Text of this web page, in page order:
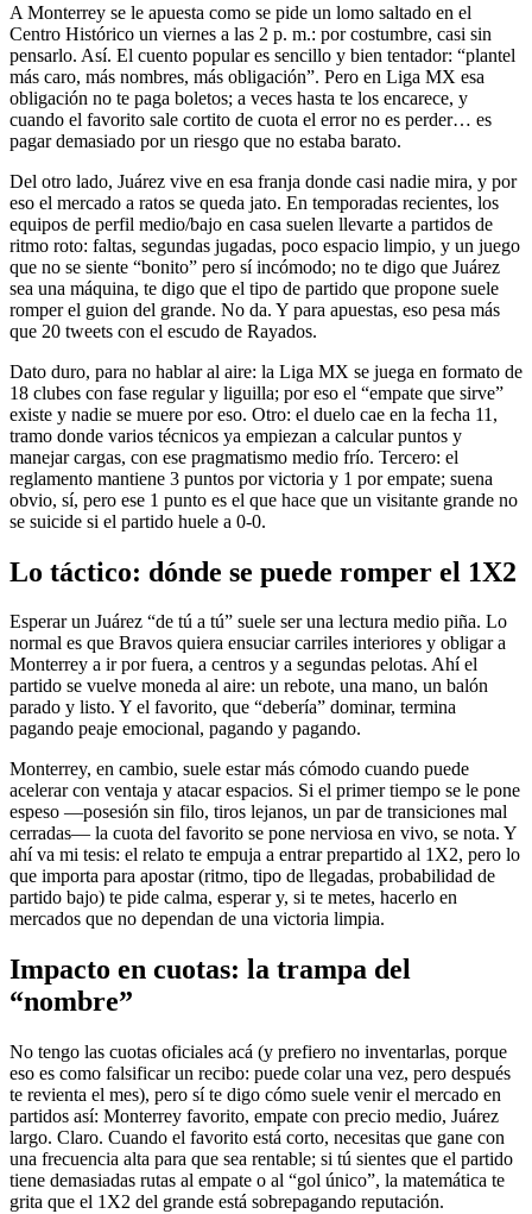
A Monterrey se le apuesta como se pide un lomo saltado en el
Centro Histórico un viernes a las 2 p. m.: por costumbre, casi sin
pensarlo. Así. El cuento popular es sencillo y bien tentador: “plantel
más caro, más nombres, más obligación”. Pero en Liga MX esa
obligación no te paga boletos; a veces hasta te los encarece, y
cuando el favorito sale cortito de cuota el error no es perder… es
pagar demasiado por un riesgo que no estaba barato.
Del otro lado, Juárez vive en esa franja donde casi nadie mira, y por
eso el mercado a ratos se queda jato. En temporadas recientes, los
equipos de perfil medio/bajo en casa suelen llevarte a partidos de
ritmo roto: faltas, segundas jugadas, poco espacio limpio, y un juego
que no se siente “bonito” pero sí incómodo; no te digo que Juárez
sea una máquina, te digo que el tipo de partido que propone suele
romper el guion del grande. No da. Y para apuestas, eso pesa más
que 20 tweets con el escudo de Rayados.
Dato duro, para no hablar al aire: la Liga MX se juega en formato de
18 clubes con fase regular y liguilla; por eso el “empate que sirve”
existe y nadie se muere por eso. Otro: el duelo cae en la fecha 11,
tramo donde varios técnicos ya empiezan a calcular puntos y
manejar cargas, con ese pragmatismo medio frío. Tercero: el
reglamento mantiene 3 puntos por victoria y 1 por empate; suena
obvio, sí, pero ese 1 punto es el que hace que un visitante grande no
se suicide si el partido huele a 0-0.
Lo táctico: dónde se puede romper el 1X2
Esperar un Juárez “de tú a tú” suele ser una lectura medio piña. Lo
normal es que Bravos quiera ensuciar carriles interiores y obligar a
Monterrey a ir por fuera, a centros y a segundas pelotas. Ahí el
partido se vuelve moneda al aire: un rebote, una mano, un balón
parado y listo. Y el favorito, que “debería” dominar, termina
pagando peaje emocional, pagando y pagando.
Monterrey, en cambio, suele estar más cómodo cuando puede
acelerar con ventaja y atacar espacios. Si el primer tiempo se le pone
espeso —posesión sin filo, tiros lejanos, un par de transiciones mal
cerradas— la cuota del favorito se pone nerviosa en vivo, se nota. Y
ahí va mi tesis: el relato te empuja a entrar prepartido al 1X2, pero lo
que importa para apostar (ritmo, tipo de llegadas, probabilidad de
partido bajo) te pide calma, esperar y, si te metes, hacerlo en
mercados que no dependan de una victoria limpia.
Impacto en cuotas: la trampa del
“nombre”
No tengo las cuotas oficiales acá (y prefiero no inventarlas, porque
eso es como falsificar un recibo: puede colar una vez, pero después
te revienta el mes), pero sí te digo cómo suele venir el mercado en
partidos así: Monterrey favorito, empate con precio medio, Juárez
largo. Claro. Cuando el favorito está corto, necesitas que gane con
una frecuencia alta para que sea rentable; si tú sientes que el partido
tiene demasiadas rutas al empate o al “gol único”, la matemática te
grita que el 1X2 del grande está sobrepagando reputación.